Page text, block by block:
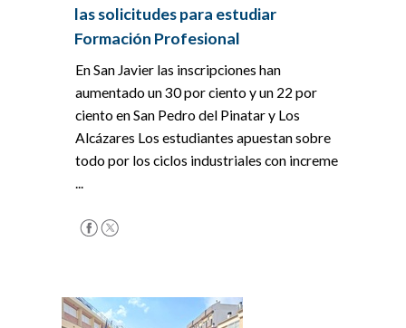
las solicitudes para estudiar
Formación Profesional
En San Javier las inscripciones han
aumentado un 30 por ciento y un 22 por
ciento en San Pedro del Pinatar y Los
Alcázares Los estudiantes apuestan sobre
todo por los ciclos industriales con increme
...